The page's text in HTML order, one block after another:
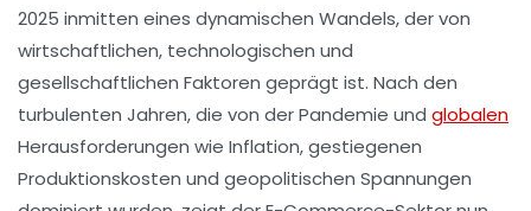
2025 inmitten eines dynamischen Wandels, der von
wirtschaftlichen, technologischen und
gesellschaftlichen Faktoren geprägt ist. Nach den
turbulenten Jahren, die von der Pandemie und globalen
Herausforderungen wie Inflation, gestiegenen
Produktionskosten und geopolitischen Spannungen